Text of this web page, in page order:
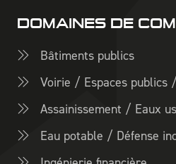
DOMAINES DE
Bâtiments publics
Voirie / Espaces publics
Assainissement / Eaux
Eau potable / Défense